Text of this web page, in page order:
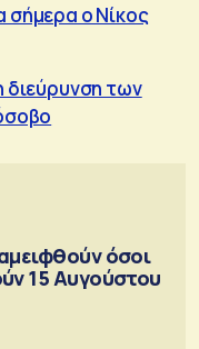
σήμερα ο Νίκος
διεύρυνση των
όσοι
15 Αυγούστου